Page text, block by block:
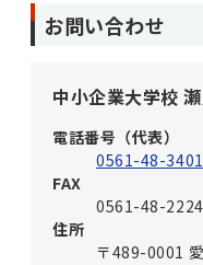
お問い合わせ
中小企業大学校
電話番号（代表）
0561-48-3401
FAX
0561-48-2224
住所
〒489-0001